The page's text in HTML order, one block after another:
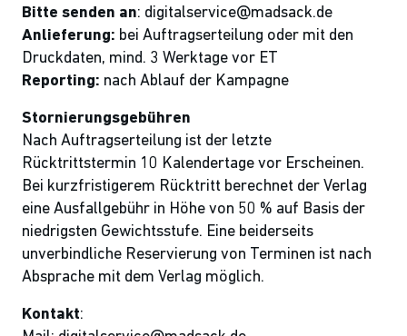
Bitte senden an: digitalservice@madsack.de
Anlieferung: bei Auftragserteilung oder mit den
Druckdaten, mind. 3 Werktage vor ET
Reporting: nach Ablauf der Kampagne
Stornierungsgebühren
Nach Auftragserteilung ist der letzte
Rücktrittstermin 10 Kalendertage vor Erscheinen.
Bei kurzfristigerem Rücktritt berechnet der Verlag
eine Ausfallgebühr in Höhe von 50 % auf Basis der
niedrigsten Gewichtsstufe. Eine beiderseits
unverbindliche Reservierung von Terminen ist nach
Absprache mit dem Verlag möglich.
Kontakt: